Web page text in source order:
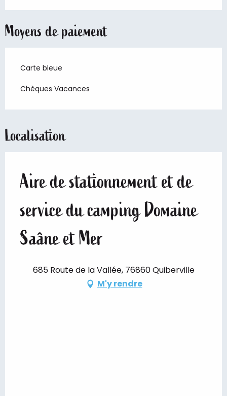
Moyens de paiement
Carte bleue
Chèques Vacances
Localisation
Aire de stationnement et de
service du camping Domaine
Saâne et Mer
685 Route de la Vallée, 76860 Quiberville
M'y rendre